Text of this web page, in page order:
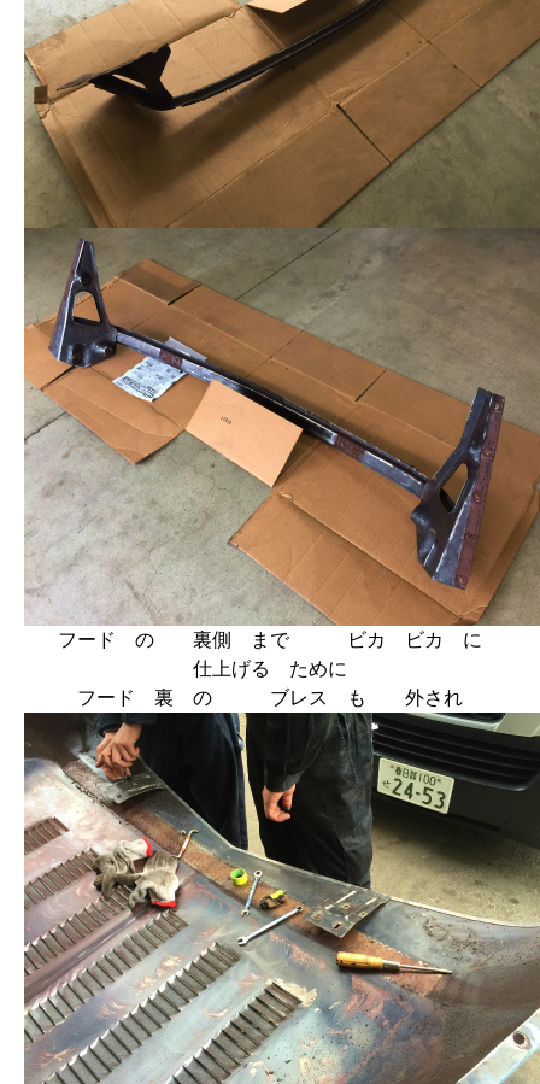
フード の 裏側 まで ビカ ビカ に
仕上げる ために
フード 裏 の ブレス も 外され